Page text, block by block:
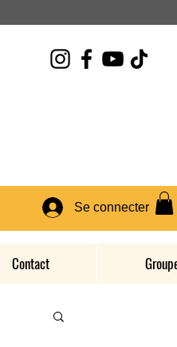
Se connecter
Contact